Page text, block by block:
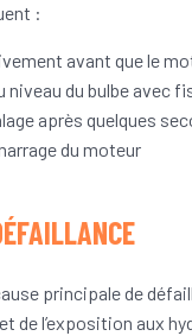
:
avant que le
du bulbe avec
après quelques
du moteur
principale de
de l’exposition aux